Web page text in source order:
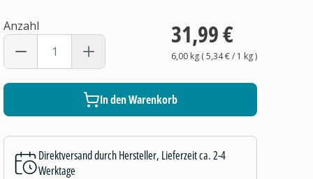
Anzahl 31,99 €
6,00 kg(5,34 €/ 1 kg)
In den Warenkorb
Direktversand durch Hersteller, Lieferzeit ca. 2-4
Werktage